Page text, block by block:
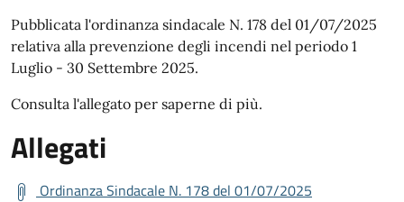
Pubblicata l'ordinanza sindacale N. 178 del 01/07/2025
relativa alla prevenzione degli incendi nel periodo 1
Luglio - 30 Settembre 2025.
Consulta l'allegato per saperne di più.
Allegati
Ordinanza Sindacale N. 178 del 01/07/2025